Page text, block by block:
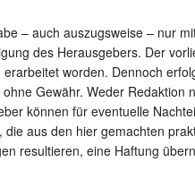
– auch auszugsweise – nur
des Herausgebers. Der
erarbeitet worden. Dennoch
Gewähr. Weder Redaktion
können für eventuelle
die aus den hier gemachten
resultieren, eine Haftung